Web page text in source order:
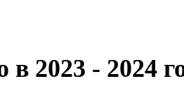
2023 - 2024